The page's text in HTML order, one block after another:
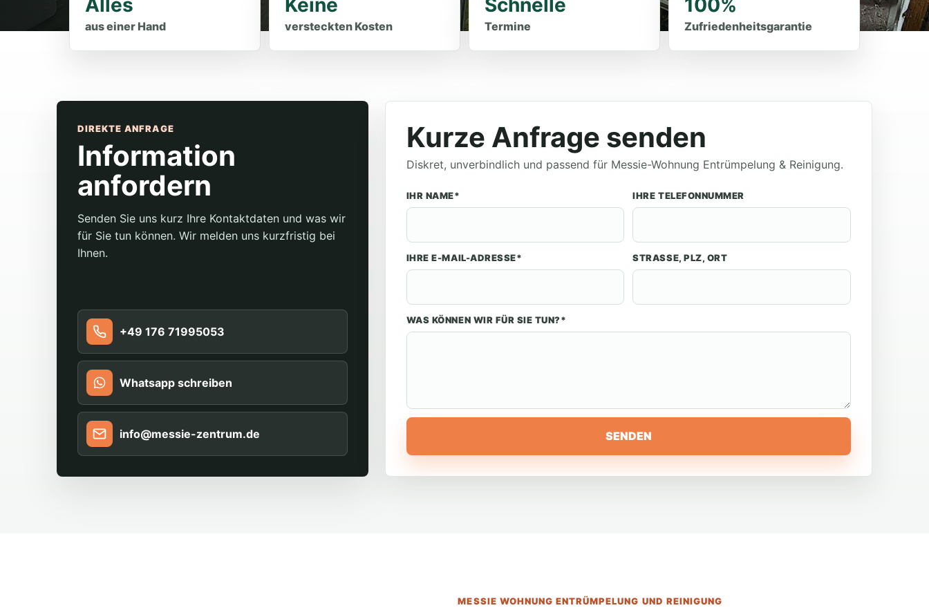
Alles
aus einer Hand
Keine
versteckten Kosten
Schnelle
Termine
100%
Zufriedenheitsgarantie
DIREKTE ANFRAGE
Information
anfordern
Senden Sie uns kurz Ihre Kontaktdaten und was wir
für Sie tun können. Wir melden uns kurzfristig bei
Ihnen.
+49 176 71995053
Whatsapp schreiben
info@messie-zentrum.de
Kurze Anfrage senden
Diskret, unverbindlich und passend für Messie-Wohnung Entrümpelung & Reinigung.
IHR NAME* IHRE TELEFONNUMMER
IHRE E-MAIL-ADRESSE* STRASSE, PLZ, ORT
WAS KÖNNEN WIR FÜR SIE TUN?*
SENDEN
MESSIE WOHNUNG ENTRÜMPELUNG UND REINIGUNG